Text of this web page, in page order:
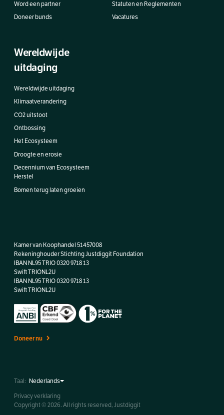
Word een partner
Doneer bunds
Statuten en Reglementen
Vacatures
Wereldwijde
uitdaging
Wereldwijde uitdaging
Klimaatverandering
CO2 uitstoot
Ontbossing
Het Ecosysteem
Droogte en erosie
Decennium van Ecosysteem
Herstel
Bomen terug laten groeien
Kamer van Koophandel 51457008
Rekeninghouder Stichting Justdiggit Foundation
IBAN NL95 TRIO 0320 9718 13
Swift TRIONL2U
IBAN NL95 TRIO 0320 9718 13
Swift TRIONL2U
Doneer nu
Taal:
Privacy verklaring
Copyright © 2026. All rights reserved, Justdiggit